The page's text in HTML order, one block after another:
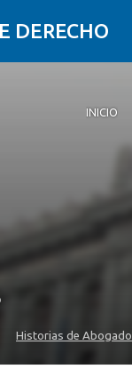
DERECHO
INICIO
Historias de